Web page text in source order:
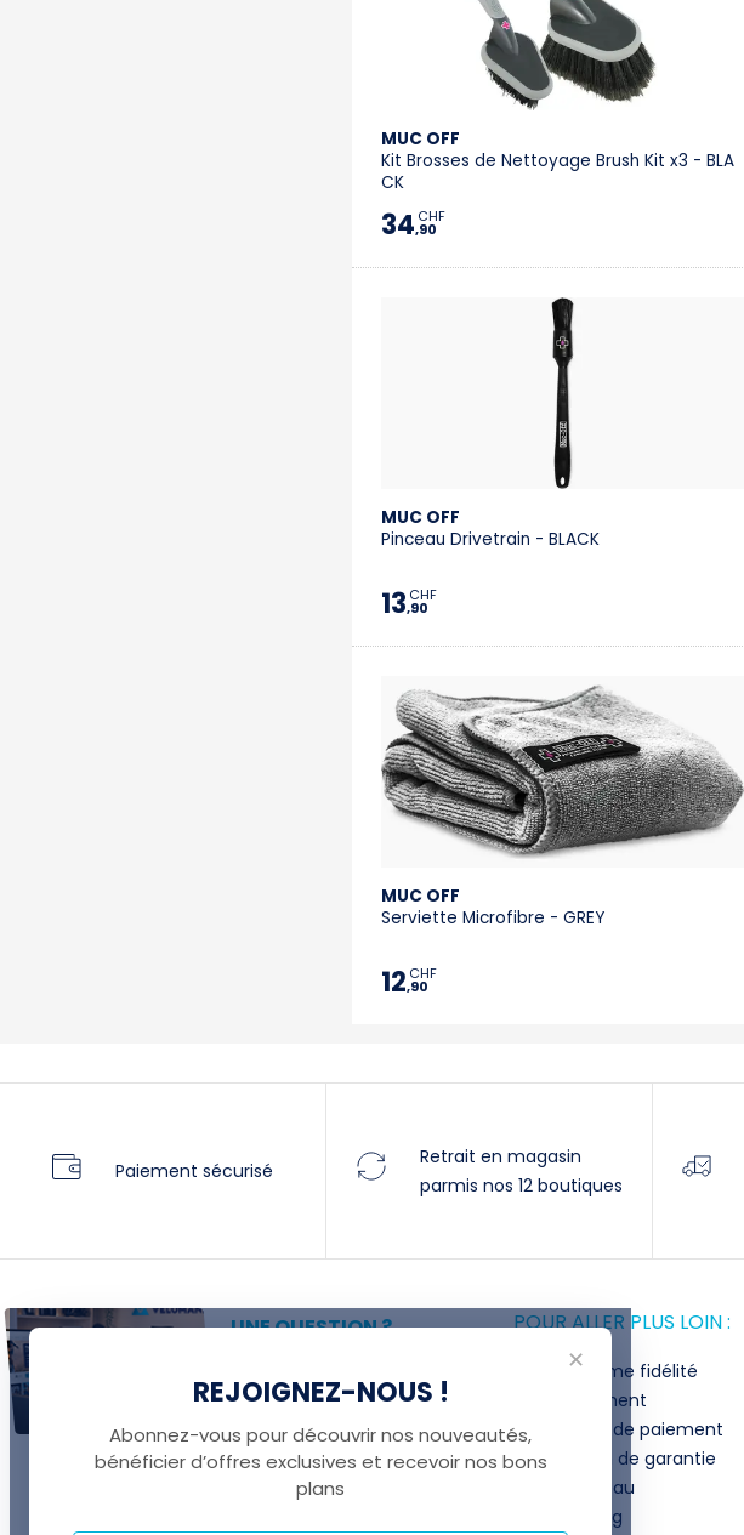
MUC OFF
Kit Brosses de Nettoyage Brush Kit x3 - BLA
CK
34,90
CHF
MUC OFF
Pinceau Drivetrain - BLACK
13,90
CHF
MUC OFF
Serviette Microfibre - GREY
12,90
CHF
Paiement sécurisé
Retrait en magasin
parmis nos 12 boutiques
UNE QUESTION ?
Thomas est là pour vous !
POUR ALLER PLUS LOIN :
Programme fidélité
Financement
Flexibilité de paiement
Extension de garantie
Bon cadeau
Bike Fitting
✕
REJOIGNEZ-NOUS !
Abonnez-vous pour découvrir nos nouveautés,
bénéficier d’offres exclusives et recevoir nos bons
plans